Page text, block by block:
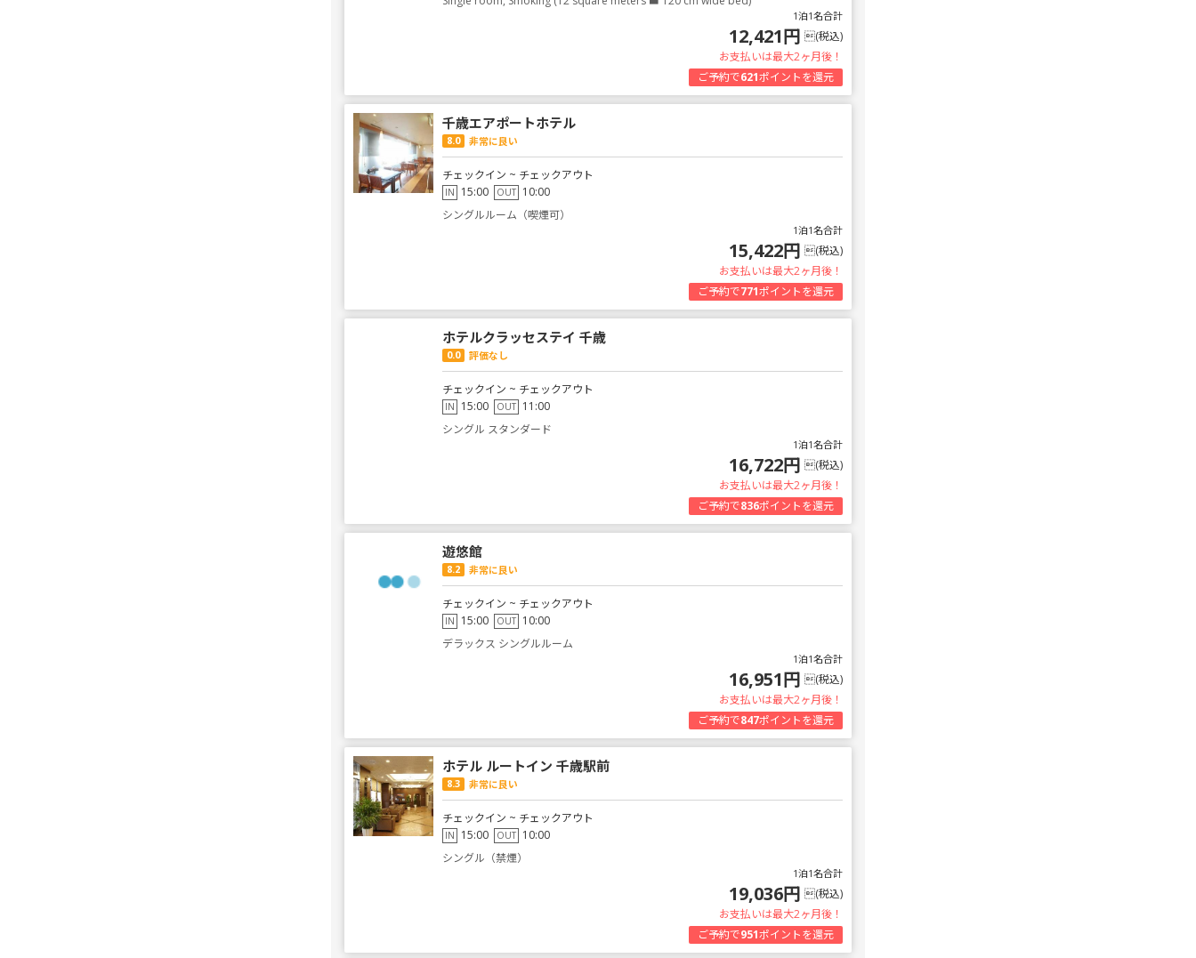
1泊1名合計
12,421円 (税込)
お支払いは最大2ヶ月後！
ご予約で621ポイントを還元
千歳エアポートホテル
8.0 非常に良い
チェックイン ~ チェックアウト
IN 15:00 OUT 10:00
シングルルーム（喫煙可）
1泊1名合計
15,422円 (税込)
お支払いは最大2ヶ月後！
ご予約で771ポイントを還元
ホテルクラッセステイ 千歳
0.0 評価なし
チェックイン ~ チェックアウト
IN 15:00 OUT 11:00
シングル スタンダード
1泊1名合計
16,722円 (税込)
お支払いは最大2ヶ月後！
ご予約で836ポイントを還元
遊悠館
8.2 非常に良い
チェックイン ~ チェックアウト
IN 15:00 OUT 10:00
デラックス シングルルーム
1泊1名合計
16,951円 (税込)
お支払いは最大2ヶ月後！
ご予約で847ポイントを還元
ホテル ルートイン 千歳駅前
8.3 非常に良い
チェックイン ~ チェックアウト
IN 15:00 OUT 10:00
シングル（禁煙）
1泊1名合計
19,036円 (税込)
お支払いは最大2ヶ月後！
ご予約で951ポイントを還元